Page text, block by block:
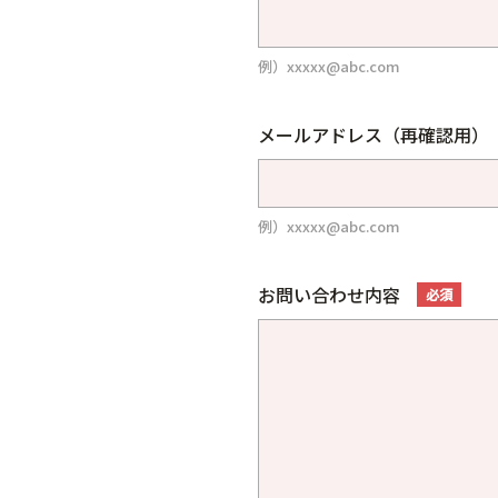
例）xxxxx@abc.com
メールアドレス（再確認用）
例）xxxxx@abc.com
お問い合わせ内容 必須